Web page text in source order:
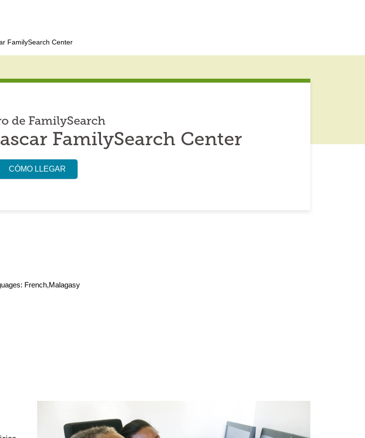
FamilySearch Center
de FamilySearch
FamilySearch Center
CÓMO LLEGAR
French,Malagasy